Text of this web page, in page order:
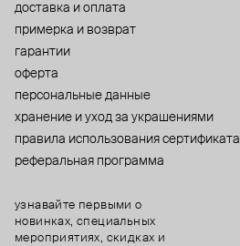
доставка и оплата
примерка и возврат
гарантии
оферта
персональные данные
хранение и уход за украшениями
правила использования сертификата
реферальная программа
узнавайте первыми о
новинках, специальных
мероприятиях, скидках и